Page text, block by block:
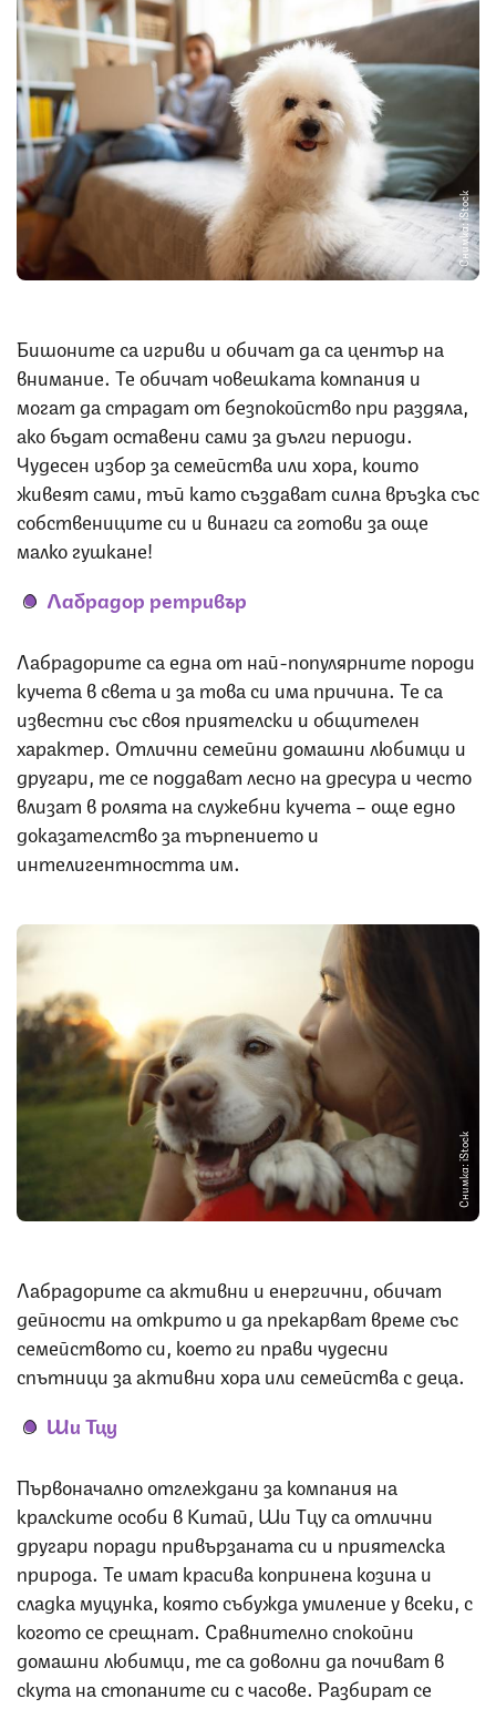
Снимка: iStock
Бишоните са игриви и обичат да са център на
внимание. Те обичат човешката компания и
могат да страдат от безпокойство при раздяла,
ако бъдат оставени сами за дълги периоди.
Чудесен избор за семейства или хора, които
живеят сами, тъй като създават силна връзка със
собствениците си и винаги са готови за още
малко гушкане!
Лабрадор ретривър
Лабрадорите са една от най-популярните породи
кучета в света и за това си има причина. Те са
известни със своя приятелски и общителен
характер. Отлични семейни домашни любимци и
другари, те се поддават лесно на дресура и често
влизат в ролята на служебни кучета – още едно
доказателство за търпението и
интелигентността им.
Снимка: iStock
Лабрадорите са активни и енергични, обичат
дейности на открито и да прекарват време със
семейството си, което ги прави чудесни
спътници за активни хора или семейства с деца.
Ши Тцу
Първоначално отглеждани за компания на
кралските особи в Китай, Ши Тцу са отлични
другари поради привързаната си и приятелска
природа. Те имат красива копринена козина и
сладка муцунка, която събужда умиление у всеки, с
когото се срещнат. Сравнително спокойни
домашни любимци, те са доволни да почиват в
скута на стопаните си с часове. Разбират се